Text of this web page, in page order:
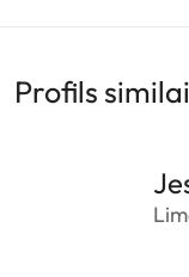
Profils